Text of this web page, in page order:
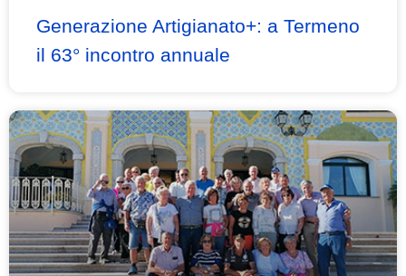
Generazione Artigianato+: a Termeno
il 63° incontro annuale